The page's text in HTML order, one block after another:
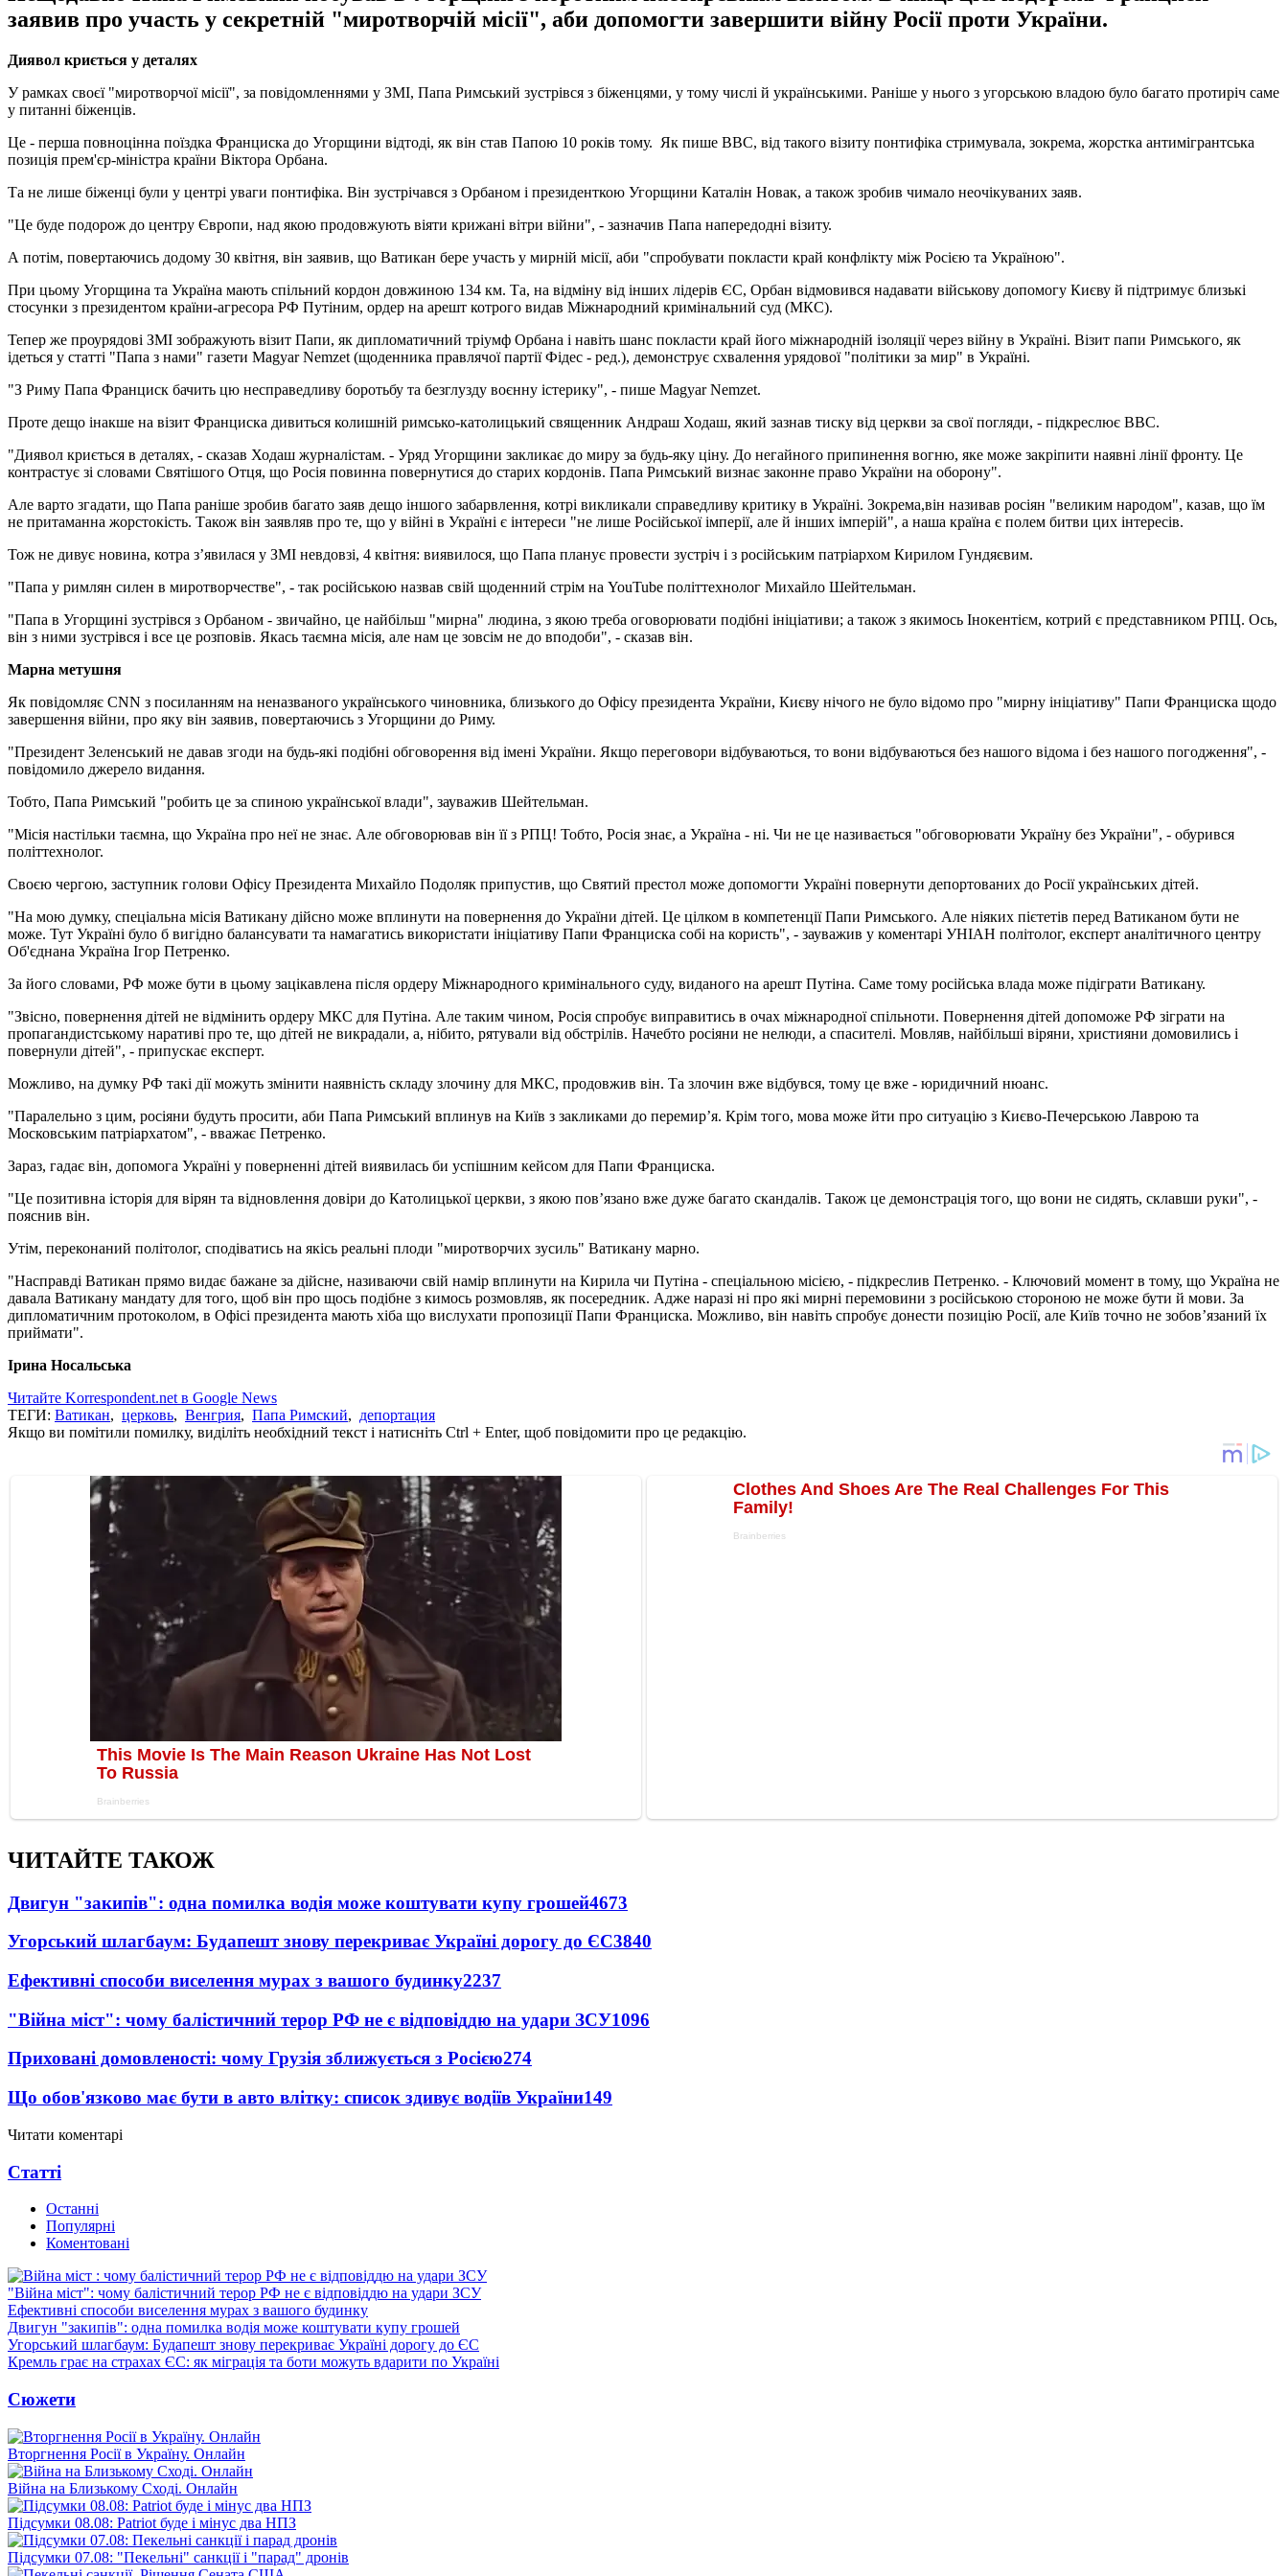
заявив про участь у секретній "миротворчій місії", аби допомогти завершити війну Росії проти України.
Диявол криється у деталях
У рамках своєї "миротворчої місії", за повідомленнями у ЗМІ, Папа Римський зустрівся з біженцями, у тому числі й українськими. Раніше у нього з угорською владою було багато протиріч саме
у питанні біженців.
Це - перша повноцінна поїздка Франциска до Угорщини відтоді, як він став Папою 10 років тому. Як пише ВВС, від такого візиту понтифіка стримувала, зокрема, жорстка антимігрантська
позиція прем'єр-міністра країни Віктора Орбана.
Та не лише біженці були у центрі уваги понтифіка. Він зустрічався з Орбаном і президенткою Угорщини Каталін Новак, а також зробив чимало неочікуваних заяв.
"Це буде подорож до центру Європи, над якою продовжують віяти крижані вітри війни", - зазначив Папа напередодні візиту.
А потім, повертаючись додому 30 квітня, він заявив, що Ватикан бере участь у мирній місії, аби "спробувати покласти край конфлікту між Росією та Україною".
При цьому Угорщина та Україна мають спільний кордон довжиною 134 км. Та, на відміну від інших лідерів ЄС, Орбан відмовився надавати військову допомогу Києву й підтримує близькі
стосунки з президентом країни-агресора РФ Путіним, ордер на арешт котрого видав Міжнародний кримінальний суд (МКС).
Тепер же проурядові ЗМІ зображують візит Папи, як дипломатичний тріумф Орбана і навіть шанс покласти край його міжнародній ізоляції через війну в Україні. Візит папи Римського, як
ідеться у статті "Папа з нами" газети Magyar Nemzet (щоденника правлячої партії Фідес - ред.), демонструє схвалення урядової "політики за мир" в Україні.
"З Риму Папа Франциск бачить цю несправедливу боротьбу та безглузду воєнну істерику", - пише Magyar Nemzet.
Проте дещо інакше на візит Франциска дивиться колишній римсько-католицький священник Андраш Ходаш, який зазнав тиску від церкви за свої погляди, - підкреслює ВВС.
"Диявол криється в деталях, - сказав Ходаш журналістам. - Уряд Угорщини закликає до миру за будь-яку ціну. До негайного припинення вогню, яке може закріпити наявні лінії фронту. Це
контрастує зі словами Святішого Отця, що Росія повинна повернутися до старих кордонів. Папа Римський визнає законне право України на оборону".
Але варто згадати, що Папа раніше зробив багато заяв дещо іншого забарвлення, котрі викликали справедливу критику в Україні. Зокрема,він називав росіян "великим народом", казав, що їм
не притаманна жорстокість. Також він заявляв про те, що у війні в Україні є інтереси "не лише Російської імперії, але й інших імперій", а наша країна є полем битви цих інтересів.
Тож не дивує новина, котра з’явилася у ЗМІ невдовзі, 4 квітня: виявилося, що Папа планує провести зустріч і з російським патріархом Кирилом Гундяєвим.
"Папа у римлян силен в миротворчестве", - так російською назвав свій щоденний стрім на YouTube політтехнолог Михайло Шейтельман.
"Папа в Угорщині зустрівся з Орбаном - звичайно, це найбільш "мирна" людина, з якою треба оговорювати подібні ініціативи; а також з якимось Інокентієм, котрий є представником РПЦ. Ось,
він з ними зустрівся і все це розповів. Якась таємна місія, але нам це зовсім не до вподоби", - сказав він.
Марна метушня
Як повідомляє CNN з посиланням на неназваного українського чиновника, близького до Офісу президента України, Києву нічого не було відомо про "мирну ініціативу" Папи Франциска щодо
завершення війни, про яку він заявив, повертаючись з Угорщини до Риму.
"Президент Зеленський не давав згоди на будь-які подібні обговорення від імені України. Якщо переговори відбуваються, то вони відбуваються без нашого відома і без нашого погодження", -
повідомило джерело видання.
Тобто, Папа Римський "робить це за спиною української влади", зауважив Шейтельман.
"Місія настільки таємна, що Україна про неї не знає. Але обговорював він її з РПЦ! Тобто, Росія знає, а Україна - ні. Чи не це називається "обговорювати Україну без України", - обурився
політтехнолог.
Своєю чергою, заступник голови Офісу Президента Михайло Подоляк припустив, що Святий престол може допомогти Україні повернути депортованих до Росії українських дітей.
"На мою думку, спеціальна місія Ватикану дійсно може вплинути на повернення до України дітей. Це цілком в компетенції Папи Римського. Але ніяких пієтетів перед Ватиканом бути не
може. Тут Україні було б вигідно балансувати та намагатись використати ініціативу Папи Франциска собі на користь", - зауважив у коментарі УНІАН політолог, експерт аналітичного центру
Об'єднана Україна Ігор Петренко.
За його словами, РФ може бути в цьому зацікавлена після ордеру Міжнародного кримінального суду, виданого на арешт Путіна. Саме тому російська влада може підіграти Ватикану.
"Звісно, повернення дітей не відмінить ордеру МКС для Путіна. Але таким чином, Росія спробує виправитись в очах міжнародної спільноти. Повернення дітей допоможе РФ зіграти на
пропагандистському наративі про те, що дітей не викрадали, а, нібито, рятували від обстрілів. Начебто росіяни не нелюди, а спасителі. Мовляв, найбільші віряни, християни домовились і
повернули дітей", - припускає експерт.
Можливо, на думку РФ такі дії можуть змінити наявність складу злочину для МКС, продовжив він. Та злочин вже відбувся, тому це вже - юридичний нюанс.
"Паралельно з цим, росіяни будуть просити, аби Папа Римський вплинув на Київ з закликами до перемир’я. Крім того, мова може йти про ситуацію з Києво-Печерською Лаврою та
Московським патріархатом", - вважає Петренко.
Зараз, гадає він, допомога Україні у поверненні дітей виявилась би успішним кейсом для Папи Франциска.
"Це позитивна історія для вірян та відновлення довіри до Католицької церкви, з якою пов’язано вже дуже багато скандалів. Також це демонстрація того, що вони не сидять, склавши руки", -
пояснив він.
Утім, переконаний політолог, сподіватись на якісь реальні плоди "миротворчих зусиль" Ватикану марно.
"Насправді Ватикан прямо видає бажане за дійсне, називаючи свій намір вплинути на Кирила чи Путіна - спеціальною місією, - підкреслив Петренко. - Ключовий момент в тому, що Україна не
давала Ватикану мандату для того, щоб він про щось подібне з кимось розмовляв, як посередник. Адже наразі ні про які мирні перемовини з російською стороною не може бути й мови. За
дипломатичним протоколом, в Офісі президента мають хіба що вислухати пропозиції Папи Франциска. Можливо, він навіть спробує донести позицію Росії, але Київ точно не зобов’язаний їх
приймати".
Ірина Носальська
Читайте Korrespondent.net в Google News
ТЕГИ: Ватикан, церковь, Венгрия, Папа Римский, депортация
Якщо ви помітили помилку, виділіть необхідний текст і натисніть Ctrl + Enter, щоб повідомити про це редакцію.
ЧИТАЙТЕ ТАКОЖ
Двигун "закипів": одна помилка водія може коштувати купу грошей4673
Угорський шлагбаум: Будапешт знову перекриває Україні дорогу до ЄС3840
Ефективні способи виселення мурах з вашого будинку2237
"Війна міст": чому балістичний терор РФ не є відповіддю на удари ЗСУ1096
Приховані домовленості: чому Грузія зближується з Росією274
Що обов'язково має бути в авто влітку: список здивує водіїв України149
Читати коментарі
Статті
Останні
Популярні
Коментовані
"Війна міст": чому балістичний терор РФ не є відповіддю на удари ЗСУ
Ефективні способи виселення мурах з вашого будинку
Двигун "закипів": одна помилка водія може коштувати купу грошей
Угорський шлагбаум: Будапешт знову перекриває Україні дорогу до ЄС
Кремль грає на страхах ЄС: як міграція та боти можуть вдарити по Україні
Сюжети
Вторгнення Росії в Україну. Онлайн
Війна на Близькому Сході. Онлайн
Підсумки 08.08: Patriot буде і мінус два НПЗ
Підсумки 07.08: "Пекельні" санкції і "парад" дронів